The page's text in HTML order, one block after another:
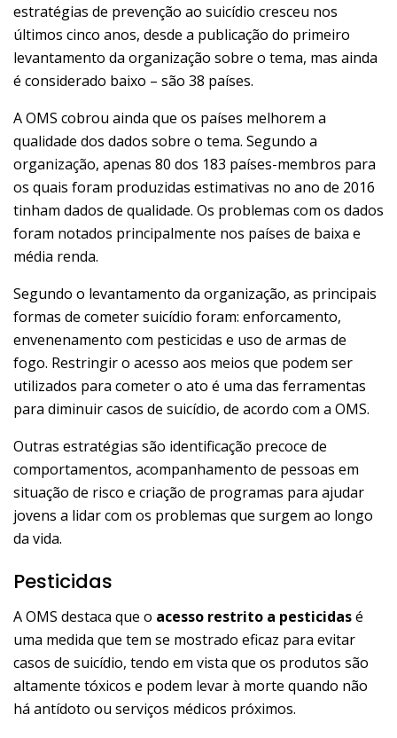
estratégias de prevenção ao suicídio cresceu nos
últimos cinco anos, desde a publicação do primeiro
levantamento da organização sobre o tema, mas ainda
é considerado baixo – são 38 países.
A OMS cobrou ainda que os países melhorem a
qualidade dos dados sobre o tema. Segundo a
organização, apenas 80 dos 183 países-membros para
os quais foram produzidas estimativas no ano de 2016
tinham dados de qualidade. Os problemas com os dados
foram notados principalmente nos países de baixa e
média renda.
Segundo o levantamento da organização, as principais
formas de cometer suicídio foram: enforcamento,
envenenamento com pesticidas e uso de armas de
fogo. Restringir o acesso aos meios que podem ser
utilizados para cometer o ato é uma das ferramentas
para diminuir casos de suicídio, de acordo com a OMS.
Outras estratégias são identificação precoce de
comportamentos, acompanhamento de pessoas em
situação de risco e criação de programas para ajudar
jovens a lidar com os problemas que surgem ao longo
da vida.
Pesticidas
A OMS destaca que o acesso restrito a pesticidasé
uma medida que tem se mostrado eficaz para evitar
casos de suicídio, tendo em vista que os produtos são
altamente tóxicos e podem levar à morte quando não
há antídoto ou serviços médicos próximos.